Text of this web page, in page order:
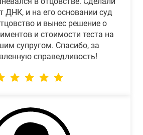
ДНК, и на его основании суд
и вынес решение о
и стоимости теста на
супругом. Спасибо, за
справедливость!